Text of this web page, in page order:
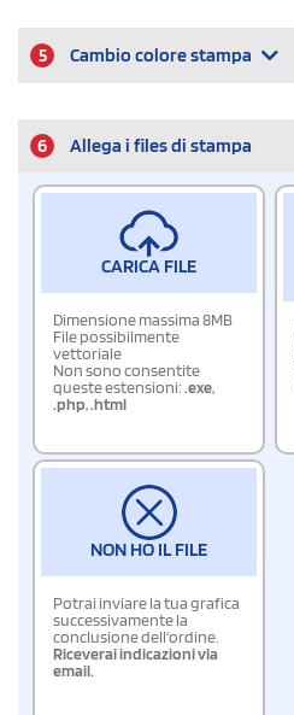
5 Cambio colore stampa
6 Allega i files di stampa
CARICA FILE
Dimensione massima 8MB
File possibilmente
vettoriale
Non sono consentite
queste estensioni:.exe,
.php,.html
NON HO IL FILE
Potrai inviare la tua grafica
successivamente la
conclusione dell'ordine.
Riceverai indicazioni via
email.